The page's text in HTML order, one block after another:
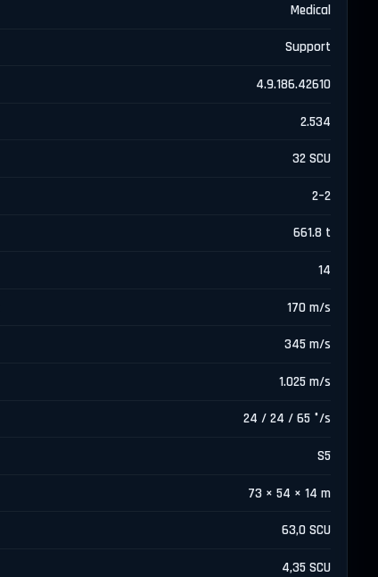
Medical
Support
4.9.186.42610
2.534
32 SCU
2–2
661.8 t
14
170 m/s
345 m/s
1.025 m/s
24 / 24 / 65 °/s
S5
73 × 54 × 14 m
63,0 SCU
4,35 SCU